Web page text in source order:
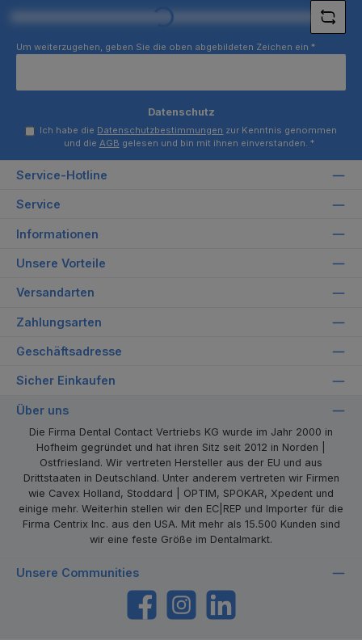
Loading...
Um weiterzugehen, geben Sie die oben abgebildeten Zeichen ein *
Datenschutz
Ich habe die Datenschutzbestimmungen zur Kenntnis genommen
und die AGB gelesen und bin mit ihnen einverstanden. *
Service-Hotline
Service
Informationen
Unsere Vorteile
Versandarten
Zahlungsarten
Geschäftsadresse
Sicher Einkaufen
Über uns
Die Firma Dental Contact Vertriebs KG wurde im Jahr 2000 in
Hofheim gegründet und hat ihren Sitz seit 2012 in Norden |
Ostfriesland. Wir vertreten Hersteller aus der EU und aus
Drittstaaten in Deutschland. Unter anderem vertreten wir Firmen
wie Cavex Holland, Stoddard | OPTIM, SPOKAR, Xpedent und
einige mehr. Weiterhin stellen wir den EC|REP und Importer für die
Firma Centrix Inc. aus den USA. Mit mehr als 15.500 Kunden sind
wir eine feste Größe im Dentalmarkt.
Unsere Communities
https://www.facebook.com/dentalcontact
Instagram